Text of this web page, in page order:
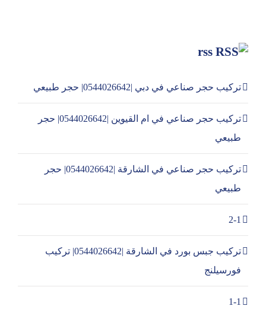
rss
تركيب حجر صناعي في دبي |0544026642| حجر طبيعي
تركيب حجر صناعي في ام القيوين |0544026642| حجر
طبيعي
تركيب حجر صناعي في الشارقة |0544026642| حجر
طبيعي
2-1
تركيب جبس بورد في الشارقة |0544026642| تركيب
فورسيلنج
1-1